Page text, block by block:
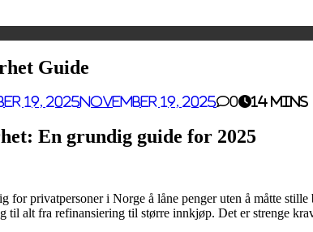
Guide
19, 2025November 19, 2025 0 14 mins
En grundig guide for 2025
for privatpersoner i Norge å låne penger uten å måtte
til alt fra refinansiering til større innkjøp. Det er strenge